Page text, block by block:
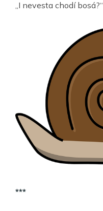
„I nevesta chodí bosá?“
***